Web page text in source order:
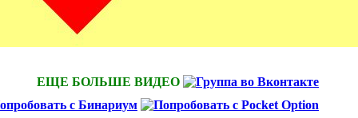
ЕЩЕ БОЛЬШЕ ВИДЕО